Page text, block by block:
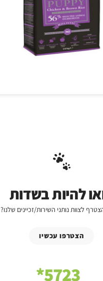
להיות בשדות
לצוות נותני השירות/זכיינים שלנו?
הצטרפו עכשיו
5723*